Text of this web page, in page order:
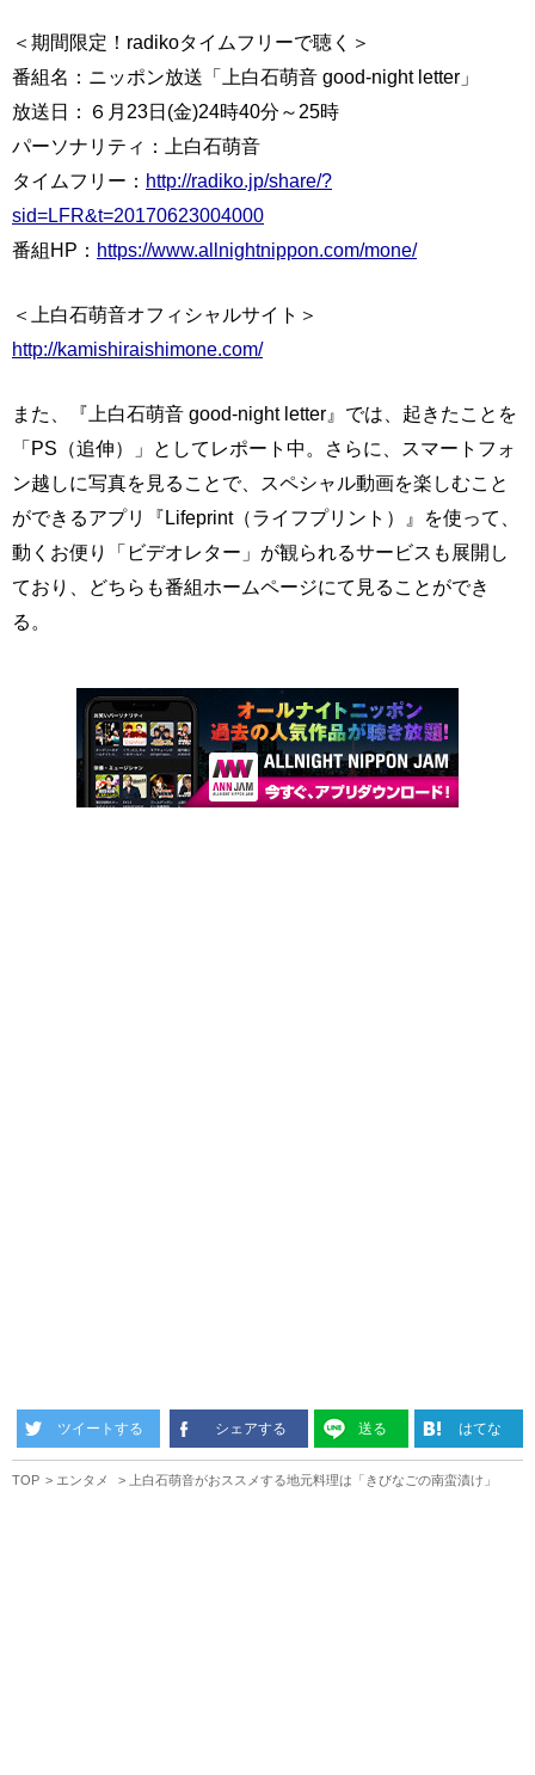
＜期間限定！radikoタイムフリーで聴く＞
番組名：ニッポン放送「上白石萌音 good‐night letter」
放送日：６月23日(金)24時40分～25時
パーソナリティ：上白石萌音
タイムフリー： http://radiko.jp/share/?
sid=LFR&t=20170623004000
番組HP： https://www.allnightnippon.com/mone/
＜上白石萌音オフィシャルサイト＞
http://kamishiraishimone.com/
また、『上白石萌音 good‐night letter』では、起きたことを
「PS（追伸）」としてレポート中。さらに、スマートフォ
ン越しに写真を見ることで、スペシャル動画を楽しむこと
ができるアプリ『Lifeprint（ライフプリント）』を使って、
動くお便り「ビデオレター」が観られるサービスも展開し
ており、どちらも番組ホームページにて見ることができ
る。
ツイートする シェアする 送る はてな
TOP エンタメ 上白石萌音がおススメする地元料理は「きびなごの南蛮漬け」